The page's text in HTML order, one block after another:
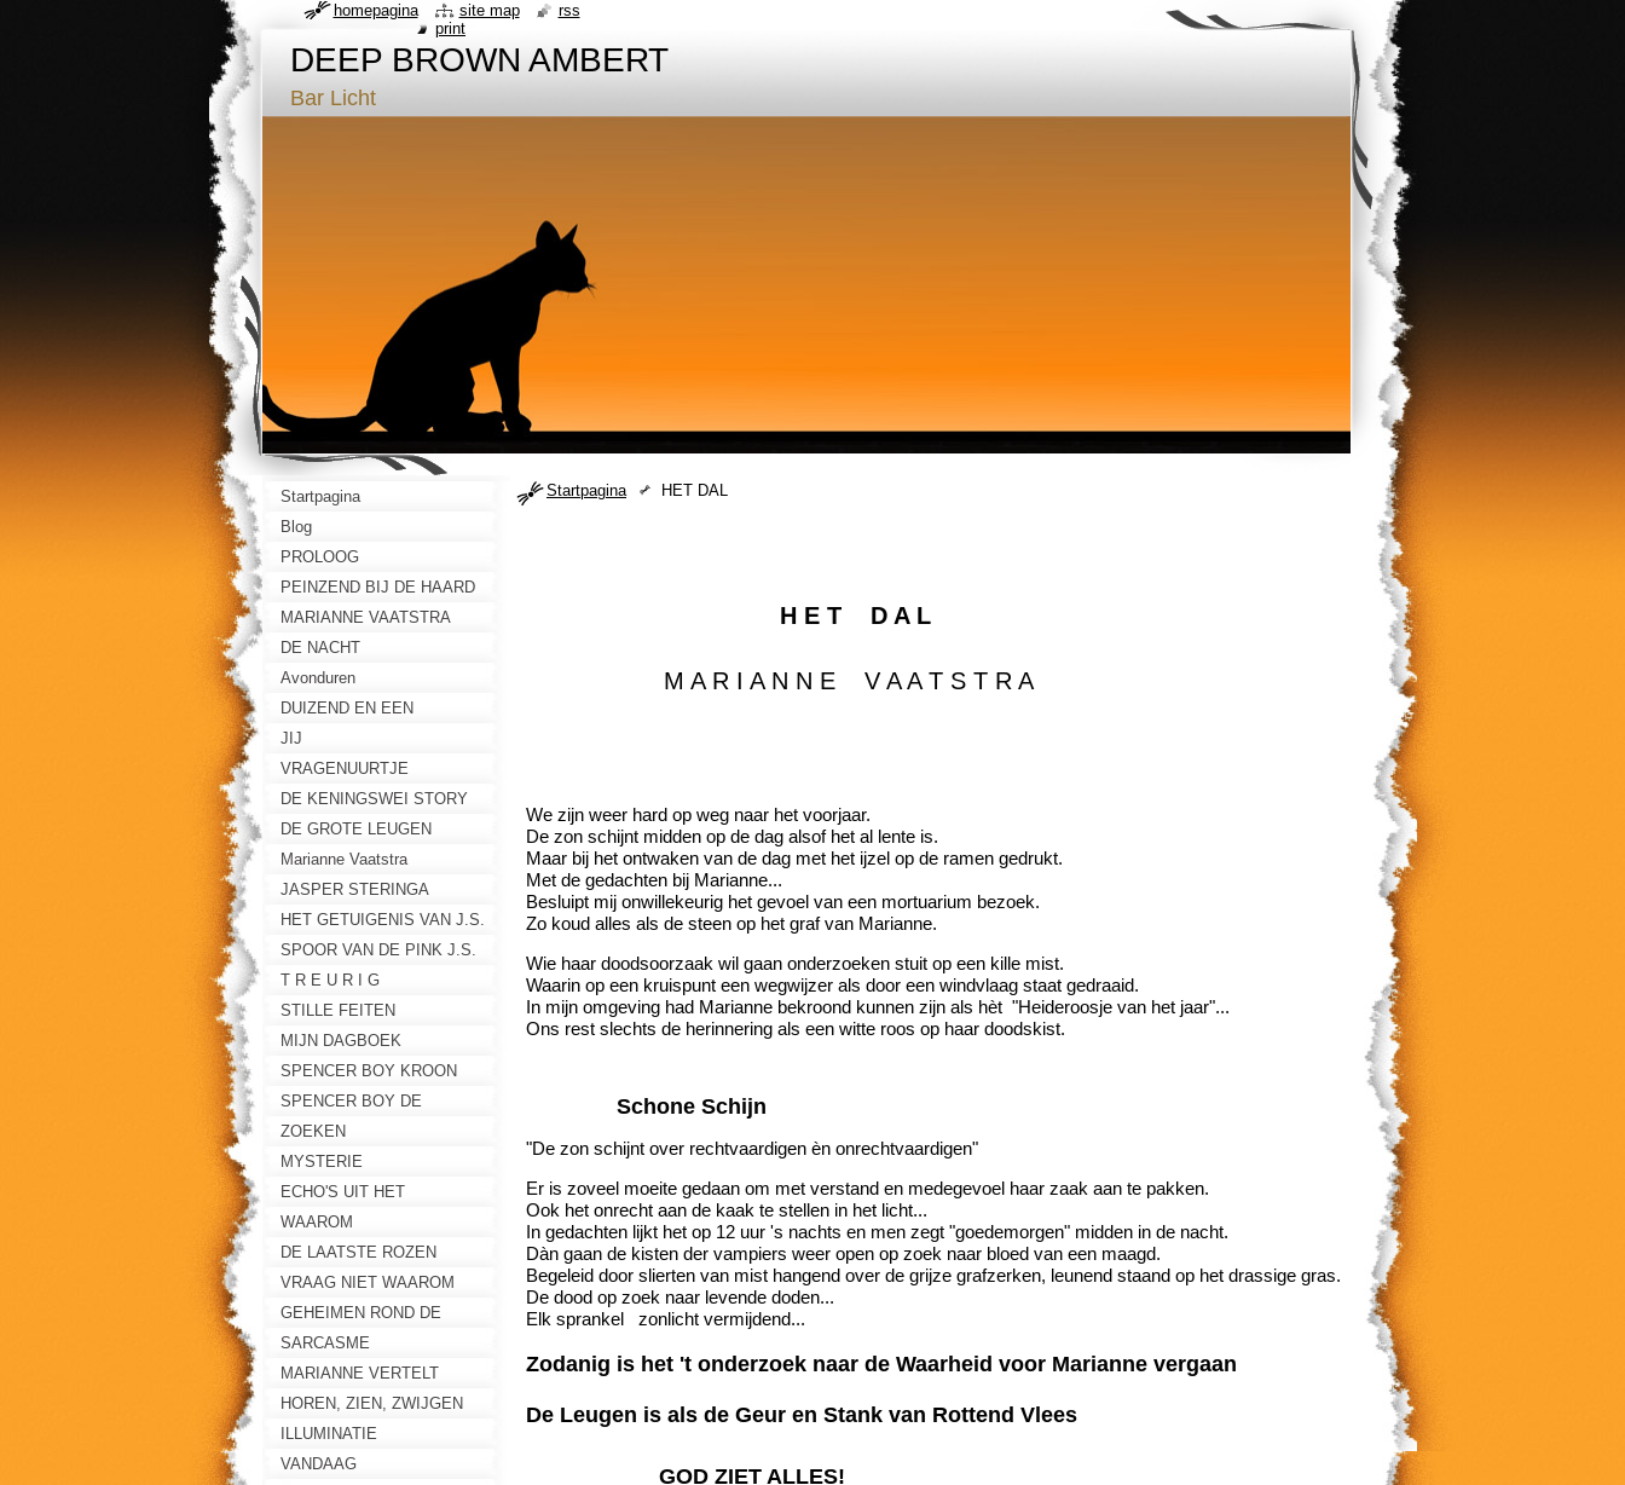
DEEP BROWN AMBERT
Bar Licht
Startpagina HET DAL
H E T D A L
M A R I A N N E V A A T S T R A
We zijn weer hard op weg naar het voorjaar.
De zon schijnt midden op de dag alsof het al lente is.
Maar bij het ontwaken van de dag met het ijzel op de ramen gedrukt.
Met de gedachten bij Marianne...
Besluipt mij onwillekeurig het gevoel van een mortuarium bezoek.
Zo koud alles als de steen op het graf van Marianne.
Wie haar doodsoorzaak wil gaan onderzoeken stuit op een kille mist.
Waarin op een kruispunt een wegwijzer als door een windvlaag staat gedraaid.
In mijn omgeving had Marianne bekroond kunnen zijn als hèt "Heideroosje van het jaar"...
Ons rest slechts de herinnering als een witte roos op haar doodskist.
Schone Schijn
"De zon schijnt over rechtvaardigen èn onrechtvaardigen"
Er is zoveel moeite gedaan om met verstand en medegevoel haar zaak aan te pakken.
Ook het onrecht aan de kaak te stellen in het licht...
In gedachten lijkt het op 12 uur 's nachts en men zegt "goedemorgen" midden in de nacht.
Dàn gaan de kisten der vampiers weer open op zoek naar bloed van een maagd.
Begeleid door slierten van mist hangend over de grijze grafzerken, leunend staand op het drassige gras.
De dood op zoek naar levende doden...
Elk sprankel zonlicht vermijdend...
Zodanig is het 't onderzoek naar de Waarheid voor Marianne vergaan
De Leugen is als de Geur en Stank van Rottend Vlees
GOD ZIET ALLES!
Startpagina
Blog
PROLOOG
PEINZEND BIJ DE HAARD
MARIANNE VAATSTRA
DE NACHT
Avonduren
DUIZEND EN EEN
RAADSELS
JIJ
VRAGENUURTJE
DE KENINGSWEI STORY
DE GROTE LEUGEN
Marianne Vaatstra
JASPER STERINGA
HET GETUIGENIS VAN J.S.
SPOOR VAN DE PINK J.S.
T R E U R I G
STILLE FEITEN
MIJN DAGBOEK
SPENCER BOY KROON
DER GROTE LEUGEN
SPENCER BOY DE
GULDEN CIRKEL
ZOEKEN
MYSTERIE
ECHO'S UIT HET
VERLEDEN
WAAROM
DE LAATSTE ROZEN
VRAAG NIET WAAROM
GEHEIMEN ROND DE
KENINGSWEI
SARCASME
MARIANNE VERTELT
HOREN, ZIEN, ZWIJGEN
ILLUMINATIE
VANDAAG
homepagina site map
rss
print